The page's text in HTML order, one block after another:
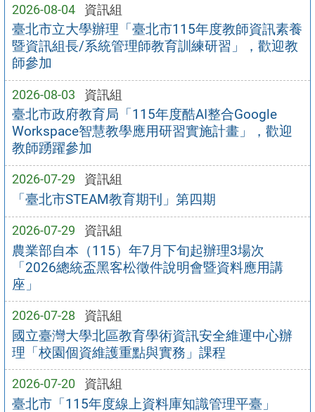
2026-08-04 資訊組
臺北市立大學辦理「臺北市115年度教師資訊素養
暨資訊組長/系統管理師教育訓練研習」，歡迎教
師參加
2026-08-03 資訊組
臺北市政府教育局「115年度酷AI整合Google
Workspace智慧教學應用研習實施計畫」，歡迎
教師踴躍參加
2026-07-29 資訊組
「臺北市STEAM教育期刊」第四期
2026-07-29 資訊組
農業部自本（115）年7月下旬起辦理3場次
「2026總統盃黑客松徵件說明會暨資料應用講
座」
2026-07-28 資訊組
國立臺灣大學北區教育學術資訊安全維運中心辦
理「校園個資維護重點與實務」課程
2026-07-20 資訊組
臺北市「115年度線上資料庫知識管理平臺」